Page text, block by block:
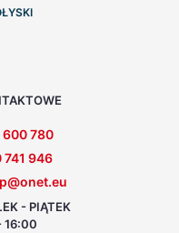
600 780
741 946
- PIĄTEK
16:00